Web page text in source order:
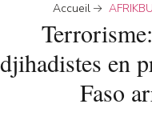
Accueil
djihadistes en
Faso